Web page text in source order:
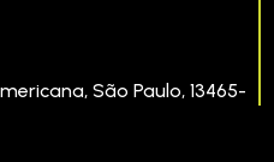
,São Paulo,13465-